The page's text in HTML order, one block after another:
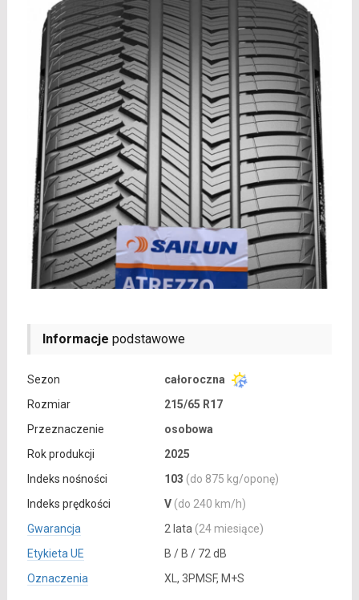
Informacje podstawowe
Sezon
całoroczna
Rozmiar
215/65 R17
Przeznaczenie
osobowa
Rok produkcji
2025
Indeks nośności
103 (do 875 kg/oponę)
Indeks prędkości
V (do 240 km/h)
Gwarancja
2 lata (24 miesiące)
Etykieta UE
B / B / 72 dB
Oznaczenia
XL, 3PMSF, M+S